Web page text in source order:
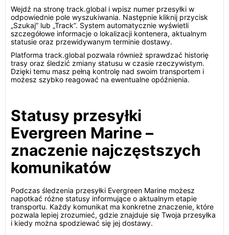
Wejdź na stronę track.global i wpisz numer przesyłki w
odpowiednie pole wyszukiwania. Następnie kliknij przycisk
„Szukaj” lub „Track”. System automatycznie wyświetli
szczegółowe informacje o lokalizacji kontenera, aktualnym
statusie oraz przewidywanym terminie dostawy.
Platforma track.global pozwala również sprawdzać historię
trasy oraz śledzić zmiany statusu w czasie rzeczywistym.
Dzięki temu masz pełną kontrolę nad swoim transportem i
możesz szybko reagować na ewentualne opóźnienia.
Statusy przesyłki
Evergreen Marine –
znaczenie najczęstszych
komunikatów
Podczas śledzenia przesyłki Evergreen Marine możesz
napotkać różne statusy informujące o aktualnym etapie
transportu. Każdy komunikat ma konkretne znaczenie, które
pozwala lepiej zrozumieć, gdzie znajduje się Twoja przesyłka
i kiedy można spodziewać się jej dostawy.